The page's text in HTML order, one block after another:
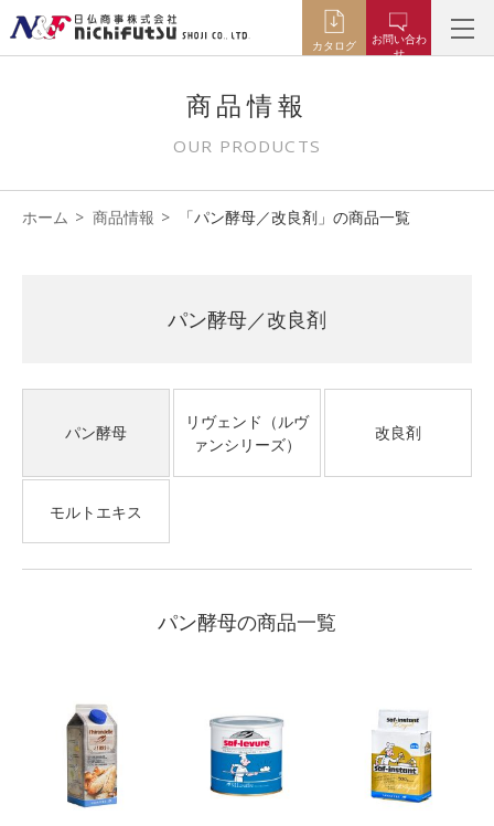
カタログ
お問い合わ
せ
商品情報
OUR PRODUCTS
ホーム 商品情報 「パン酵母／改良剤」の商品一覧
パン酵母／改良剤
パン酵母
リヴェンド（ルヴ
ァンシリーズ）
改良剤
モルトエキス
パン酵母の商品一覧